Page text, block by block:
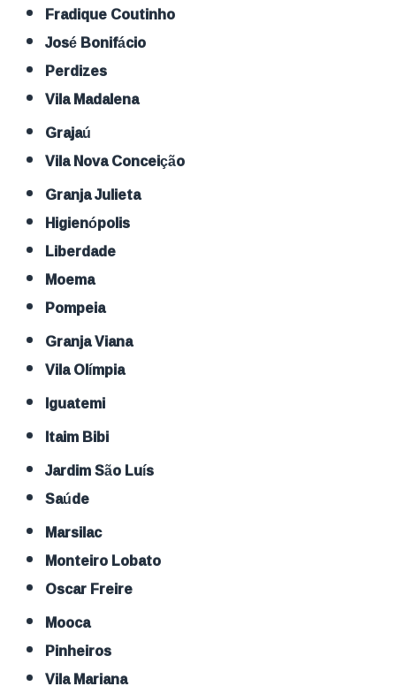
Fradique Coutinho
José Bonifácio
Perdizes
Vila Madalena
Grajaú
Vila Nova Conceição
Granja Julieta
Higienópolis
Liberdade
Moema
Pompeia
Granja Viana
Vila Olímpia
Iguatemi
Itaim Bibi
Jardim São Luís
Saúde
Marsilac
Monteiro Lobato
Oscar Freire
Mooca
Pinheiros
Vila Mariana